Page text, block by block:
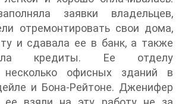
заявки владельцев,
отремонтировать свои дома,
и сдавала ее в банк, а также
кредиты. Ее отделу
несколько офисных зданий в
и Бона-Рейтоне. Дженифер